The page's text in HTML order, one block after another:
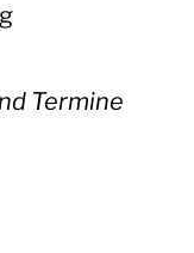
Termine